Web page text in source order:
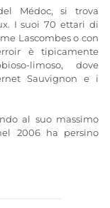
Médoc, si trova
I suoi 70 ettari di
Lascombes o con
è tipicamente
limoso, dove
Sauvignon e i
al suo massimo
2006 ha persino
struttura, note
grande vino della